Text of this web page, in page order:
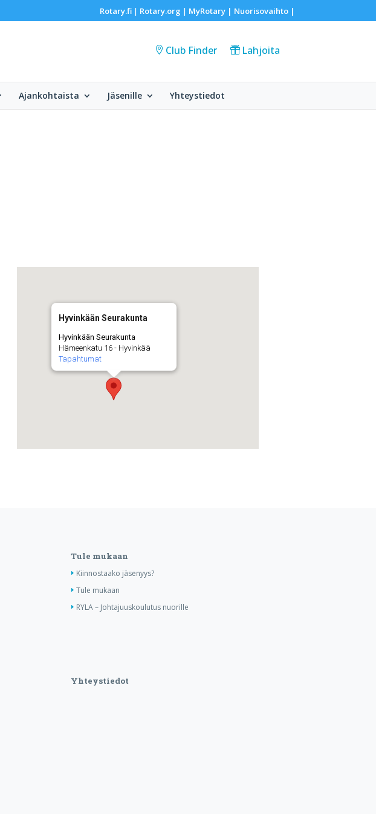
Rotary.fi| Rotary.org | MyRotary | Nuorisovaihto|
Club Finder Lahjoita
Ajankohtaista Jäsenille Yhteystiedot
Hyvinkään Seurakunta
Hyvinkään Seurakunta
Hämeenkatu 16 - Hyvinkää
Tapahtumat
Tule mukaan
Kiinnostaako jäsenyys?
Tule mukaan
RYLA – Johtajuuskoulutus nuorille
Yhteystiedot